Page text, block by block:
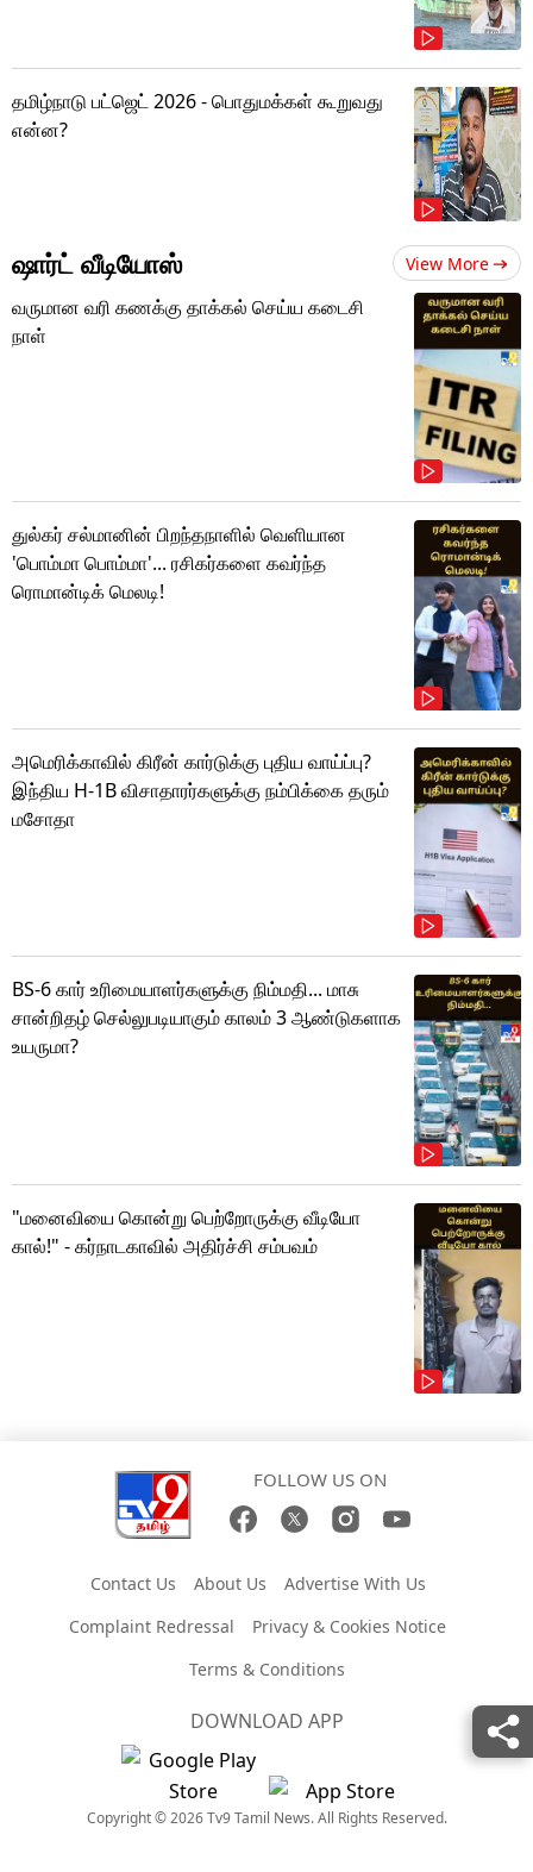
தமிழ்நாடு பட்ஜெட் 2026 - பொதுமக்கள் கூறுவது
என்ன?
ஷார்ட் வீடியோஸ் View More
வருமான வரி கணக்கு தாக்கல் செய்ய கடைசி
நாள்
துல்கர் சல்மானின் பிறந்தநாளில் வெளியான
'பொம்மா பொம்மா'... ரசிகர்களை கவர்ந்த
ரொமான்டிக் மெலடி!
அமெரிக்காவில் கிரீன் கார்டுக்கு புதிய வாய்ப்பு?
இந்திய H-1B விசாதாரர்களுக்கு நம்பிக்கை தரும்
மசோதா
BS-6 கார் உரிமையாளர்களுக்கு நிம்மதி... மாசு
சான்றிதழ் செல்லுபடியாகும் காலம் 3 ஆண்டுகளாக
உயருமா?
"மனைவியை கொன்று பெற்றோருக்கு வீடியோ
கால்!" - கர்நாடகாவில் அதிர்ச்சி சம்பவம்
FOLLOW US ON
Contact Us About Us
Advertise With Us
Complaint Redressal
Privacy & Cookies Notice
Terms & Conditions
DOWNLOAD APP
Copyright © 2026 Tv9 Tamil News. All Rights Reserved.